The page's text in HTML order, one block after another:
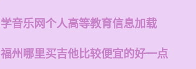
学音乐网个人高等教育信息加载
福州哪里买吉他比较便宜的好一点